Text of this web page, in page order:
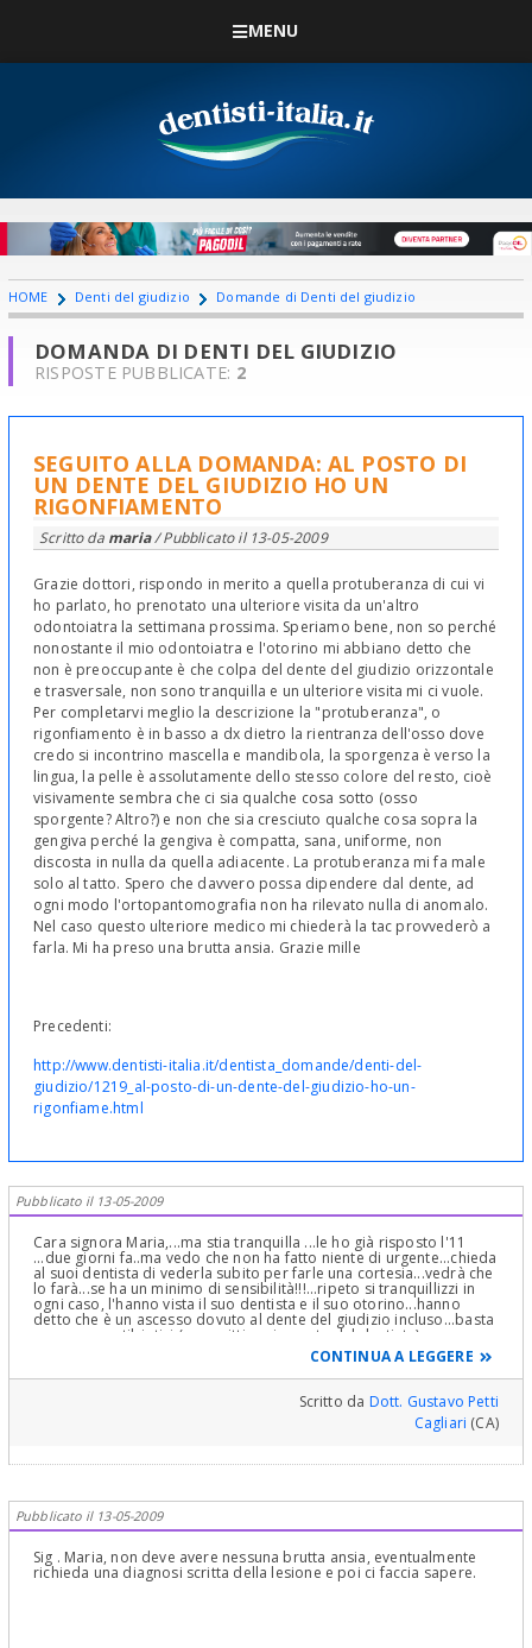
MENU
HOME Denti del giudizio Domande di Denti del giudizio
DOMANDA DI DENTI DEL GIUDIZIO
RISPOSTE PUBBLICATE: 2
SEGUITO ALLA DOMANDA: AL POSTO DI
UN DENTE DEL GIUDIZIO HO UN
RIGONFIAMENTO
Scritto da maria/ Pubblicato il 13-05-2009
Grazie dottori, rispondo in merito a quella protuberanza di cui vi
ho parlato, ho prenotato una ulteriore visita da un'altro
odontoiatra la settimana prossima. Speriamo bene, non so perché
nonostante il mio odontoiatra e l'otorino mi abbiano detto che
non è preoccupante è che colpa del dente del giudizio orizzontale
e trasversale, non sono tranquilla e un ulteriore visita mi ci vuole.
Per completarvi meglio la descrizione la "protuberanza", o
rigonfiamento è in basso a dx dietro la rientranza dell'osso dove
credo si incontrino mascella e mandibola, la sporgenza è verso la
lingua, la pelle è assolutamente dello stesso colore del resto, cioè
visivamente sembra che ci sia qualche cosa sotto (osso
sporgente? Altro?) e non che sia cresciuto qualche cosa sopra la
gengiva perché la gengiva è compatta, sana, uniforme, non
discosta in nulla da quella adiacente. La protuberanza mi fa male
solo al tatto. Spero che davvero possa dipendere dal dente, ad
ogni modo l'ortopantomografia non ha rilevato nulla di anomalo.
Nel caso questo ulteriore medico mi chiederà la tac provvederò a
farla. Mi ha preso una brutta ansia. Grazie mille
Precedenti:
http://www.dentisti-italia.it/dentista_domande/denti-del-
giudizio/1219_al-posto-di-un-dente-del-giudizio-ho-un-
rigonfiame.html
Pubblicato il 13-05-2009
Cara signora Maria,...ma stia tranquilla ...le ho già risposto l'11
...due giorni fa..ma vedo che non ha fatto niente di urgente...chieda
al suoi dentista di vederla subito per farle una cortesia...vedrà che
lo farà...se ha un minimo di sensibilità!!!...ripeto si tranquillizzi in
ogni caso, l'hanno vista il suo dentista e il suo otorino...hanno
detto che è un ascesso dovuto al dente del giudizio incluso...basta
assumere antibiotici (prescritti ovviamente dal dentista) e
procedere ad altri esami Rx più specifici come Status x inf. e
magari se non bastasse una TAC mirata...per evidenziare i rapporti
del dente incluso con le strutture anatomiche importanti e
procedere alla sua avulsione chirurgica (estrazione)...che sarà del
tutto tranquilla...normalissima chirurgia orale di tutti i giorni!
...Cordialmente ... mi contatti privatamente...se lo desidera...per
CONTINUA A LEGGERE
Scritto da Dott. Gustavo Petti
Cagliari (CA)
Pubblicato il 13-05-2009
Sig . Maria, non deve avere nessuna brutta ansia, eventualmente
richieda una diagnosi scritta della lesione e poi ci faccia sapere.